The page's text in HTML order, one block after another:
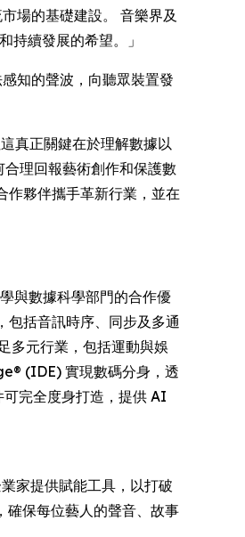
場的基礎建設。 音樂界及
持續發展的希望。」
知的聲波，向聽眾裝置發
真正關鍵在於理解數據以
理回報藝術創作和保護數
夥伴攜手革新行業，並在
與數據科學部門的合作優
括音訊時序、同步及多通
多元行業，包括運動與娛
(IDE) 實現數碼分身，透
完全度身打造，提供 AI
家提供賦能工具，以打破
確保每位藝人的聲音、故事